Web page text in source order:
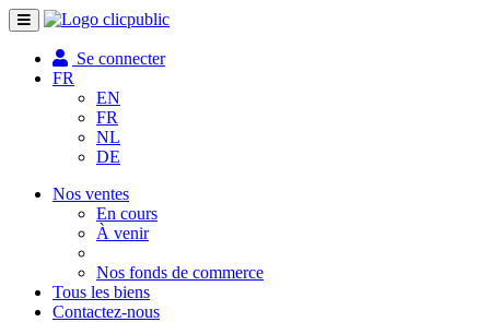
Toggle
navigation
Se connecter
FR
EN
FR
NL
DE
Nos ventes
En cours
À venir
Nos fonds de commerce
Tous les biens
Contactez-nous